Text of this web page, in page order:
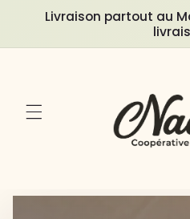
passer
contenu
Livraison partout au